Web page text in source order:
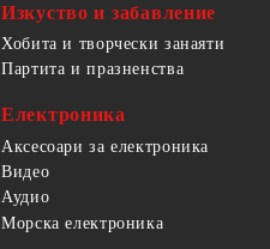
Изкуство и забавление
Хобита и творчески занаяти
Партита и празненства
Електроника
Аксесоари за електроника
Видео
Аудио
Морска електроника